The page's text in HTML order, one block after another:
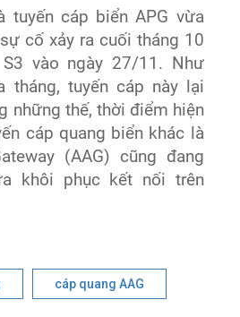
tuyến cáp biển APG vừa
cố xảy ra cuối tháng 10
vào ngày 27/11. Như
tháng, tuyến cáp này lại
những thế, thời điểm hiện
cáp quang biển khác là
(AAG) cũng đang
khôi phục kết nối trên
cáp quang AAG